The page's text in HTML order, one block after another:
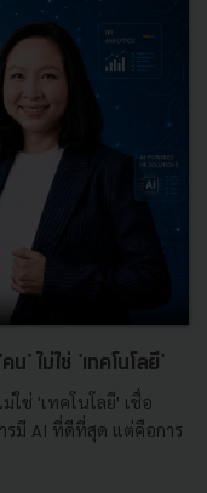
' ไม่ใช่ 'เทคโนโลยี'
ใช่ 'เทคโนโลยี' เชื่อ
รมี AI ที่ดีที่สุด แต่คือการ